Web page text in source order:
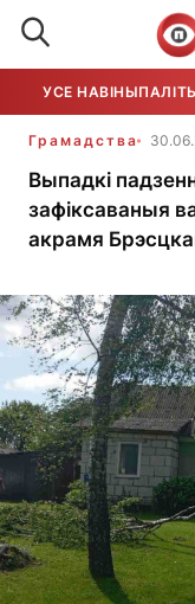
УСЕ НАВІНЫ
Грамадства
Выпадкі
зафіксаваныя
акрамя